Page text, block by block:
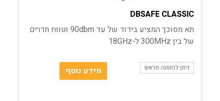
DBSAFE CLASSIC
תא מסוכך המציע בידוד של עד 90dbm וטווח תדרים
של בין 300MHz ל-18GHz
ניתן להזמנה מראש מידע נוסף